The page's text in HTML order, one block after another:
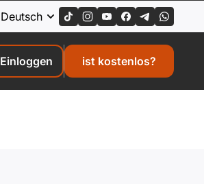
Deutsch
Einloggen ist kostenlos?